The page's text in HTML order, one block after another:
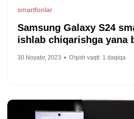
smartfonlar
Samsung Galaxy S24
ishlab chiqarishga yana
va Galaxy S24 Ultra
30 Noyabr, 2023 O'qish vaqti: 1 daqiqa